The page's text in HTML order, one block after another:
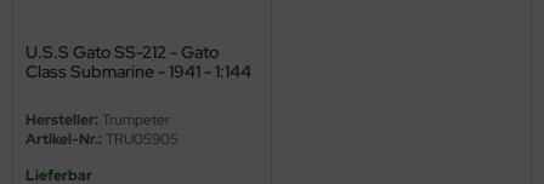
U.S.S Gato SS-212 - Gato
Class Submarine - 1941 - 1:144
Hersteller: Trumpeter
Artikel-Nr.: TRU05905
Lieferbar
Collections
Hawk Model